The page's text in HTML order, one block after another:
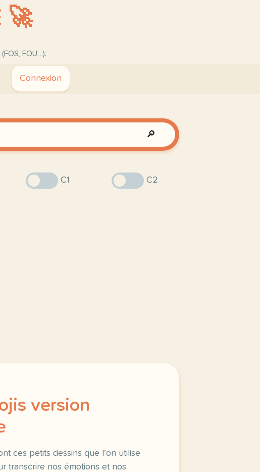
🚀
FOU…).
Connexion
🔎
C1 C2
version
ces petits dessins que l’on utilise
transcrire nos émotions et nos